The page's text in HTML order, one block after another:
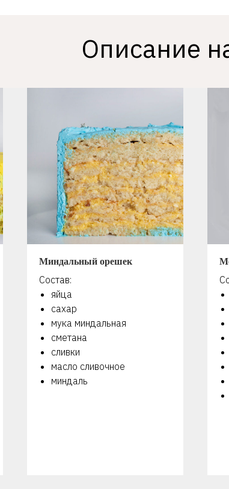
Описание
Миндальный орешек
Состав:
яйца
сахар
мука миндальная
сметана
сливки
масло сливочное
миндаль